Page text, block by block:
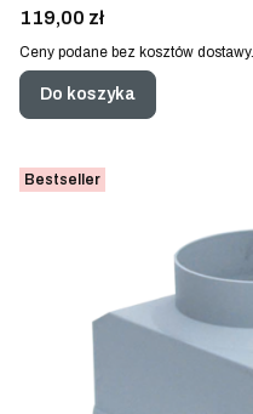
Cena
119,00 zł
Ceny podane bez kosztów dostawy.
Do koszyka
Bestseller